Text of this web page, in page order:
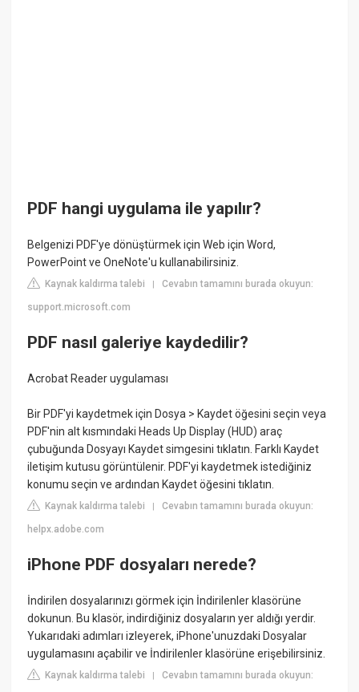
PDF hangi uygulama ile yapılır?
Belgenizi PDF'ye dönüştürmek için Web için Word,
PowerPoint ve OneNote'u kullanabilirsiniz.
Kaynak kaldırma talebi |Cevabın tamamını burada okuyun:
support.microsoft.com
PDF nasıl galeriye kaydedilir?
Acrobat Reader uygulaması
Bir PDF'yi kaydetmek için Dosya > Kaydet öğesini seçin veya
PDF'nin alt kısmındaki Heads Up Display (HUD) araç
çubuğunda Dosyayı Kaydet simgesini tıklatın. Farklı Kaydet
iletişim kutusu görüntülenir. PDF'yi kaydetmek istediğiniz
konumu seçin ve ardından Kaydet öğesini tıklatın.
Kaynak kaldırma talebi |Cevabın tamamını burada okuyun:
helpx.adobe.com
iPhone PDF dosyaları nerede?
İndirilen dosyalarınızı görmek için İndirilenler klasörüne
dokunun. Bu klasör, indirdiğiniz dosyaların yer aldığı yerdir.
Yukarıdaki adımları izleyerek, iPhone'unuzdaki Dosyalar
uygulamasını açabilir ve İndirilenler klasörüne erişebilirsiniz.
Kaynak kaldırma talebi |Cevabın tamamını burada okuyun: